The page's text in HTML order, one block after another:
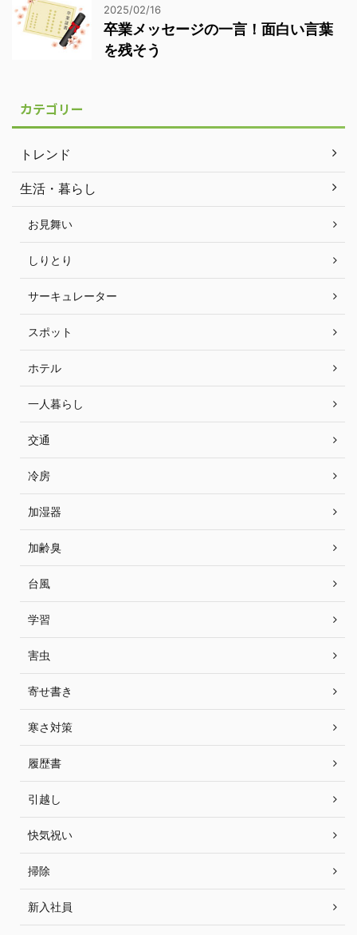
2025/02/16
卒業メッセージの一言！面白い言葉
を残そう
カテゴリー
トレンド
生活・暮らし
お見舞い
しりとり
サーキュレーター
スポット
ホテル
一人暮らし
交通
冷房
加湿器
加齢臭
台風
学習
害虫
寄せ書き
寒さ対策
履歴書
引越し
快気祝い
掃除
新入社員